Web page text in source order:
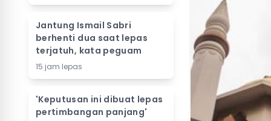
Jantung Ismail Sabri
berhenti dua saat lepas
terjatuh, kata peguam
15 jam lepas
'Keputusan ini dibuat lepas
pertimbangan panjang'